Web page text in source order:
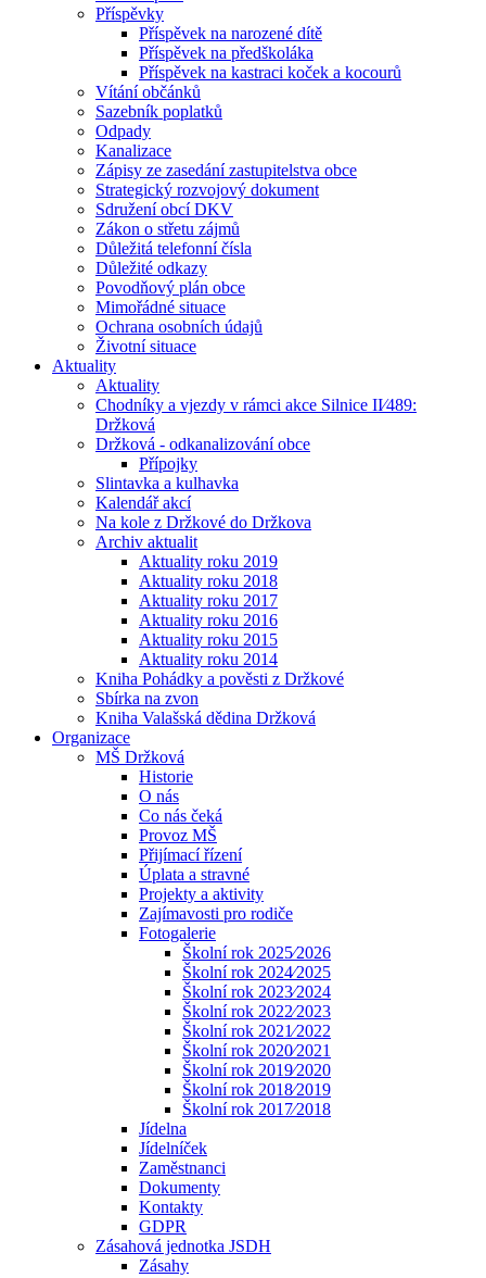
Příspěvky
Příspěvek na narozené dítě
Příspěvek na předškoláka
Příspěvek na kastraci koček a kocourů
Vítání občánků
Sazebník poplatků
Odpady
Kanalizace
Zápisy ze zasedání zastupitelstva obce
Strategický rozvojový dokument
Sdružení obcí DKV
Zákon o střetu zájmů
Důležitá telefonní čísla
Důležité odkazy
Povodňový plán obce
Mimořádné situace
Ochrana osobních údajů
Životní situace
Aktuality
Aktuality
Chodníky a vjezdy v rámci akce Silnice II⁄489:
Držková
Držková - odkanalizování obce
Přípojky
Slintavka a kulhavka
Kalendář akcí
Na kole z Držkové do Držkova
Archiv aktualit
Aktuality roku 2019
Aktuality roku 2018
Aktuality roku 2017
Aktuality roku 2016
Aktuality roku 2015
Aktuality roku 2014
Kniha Pohádky a pověsti z Držkové
Sbírka na zvon
Kniha Valašská dědina Držková
Organizace
MŠ Držková
Historie
O nás
Co nás čeká
Provoz MŠ
Přijímací řízení
Úplata a stravné
Projekty a aktivity
Zajímavosti pro rodiče
Fotogalerie
Školní rok 2025⁄2026
Školní rok 2024⁄2025
Školní rok 2023⁄2024
Školní rok 2022⁄2023
Školní rok 2021⁄2022
Školní rok 2020⁄2021
Školní rok 2019⁄2020
Školní rok 2018⁄2019
Školní rok 2017⁄2018
Jídelna
Jídelníček
Zaměstnanci
Dokumenty
Kontakty
GDPR
Zásahová jednotka JSDH
Zásahy